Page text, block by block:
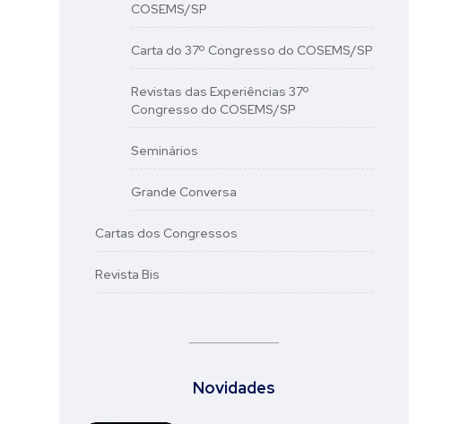
COSEMS/SP
Carta do 37º Congresso do COSEMS/SP
Revistas das Experiências 37º
Congresso do COSEMS/SP
Seminários
Grande Conversa
Cartas dos Congressos
Revista Bis
Novidades